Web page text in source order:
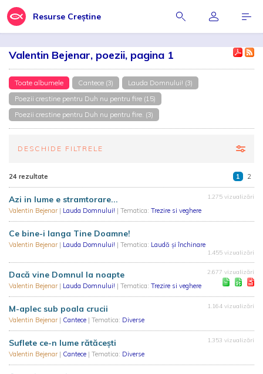
Resurse Creștine
Valentin Bejenar, poezii, pagina 1
Toate albumele Cantece (3)
Lauda Domnului! (3)
Poezii crestine pentru Duh nu pentru fire (15)
Poezii crestine pentru Duh nu pentru fire. (3)
DESCHIDE FILTRELE
24 rezultate 1 2
Azi in lume e stramtorare...
Valentin Bejenar | Lauda Domnului! | Tematica: Trezire si veghere
1.275 vizualizări
Ce bine-i langa Tine Doamne!
Valentin Bejenar | Lauda Domnului! | Tematica: Laudă și închinare
1.455 vizualizări
Dacă vine Domnul la noapte
Valentin Bejenar | Lauda Domnului! | Tematica: Trezire si veghere
2.677 vizualizări
M-aplec sub poala crucii
Valentin Bejenar | Cantece | Tematica: Diverse
1.164 vizualizări
Suflete ce-n lume rătăceşti
Valentin Bejenar | Cantece | Tematica: Diverse
1.353 vizualizări